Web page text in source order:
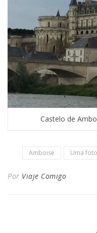
Castelo de
Amboise Uma
Por Viaje Comigo